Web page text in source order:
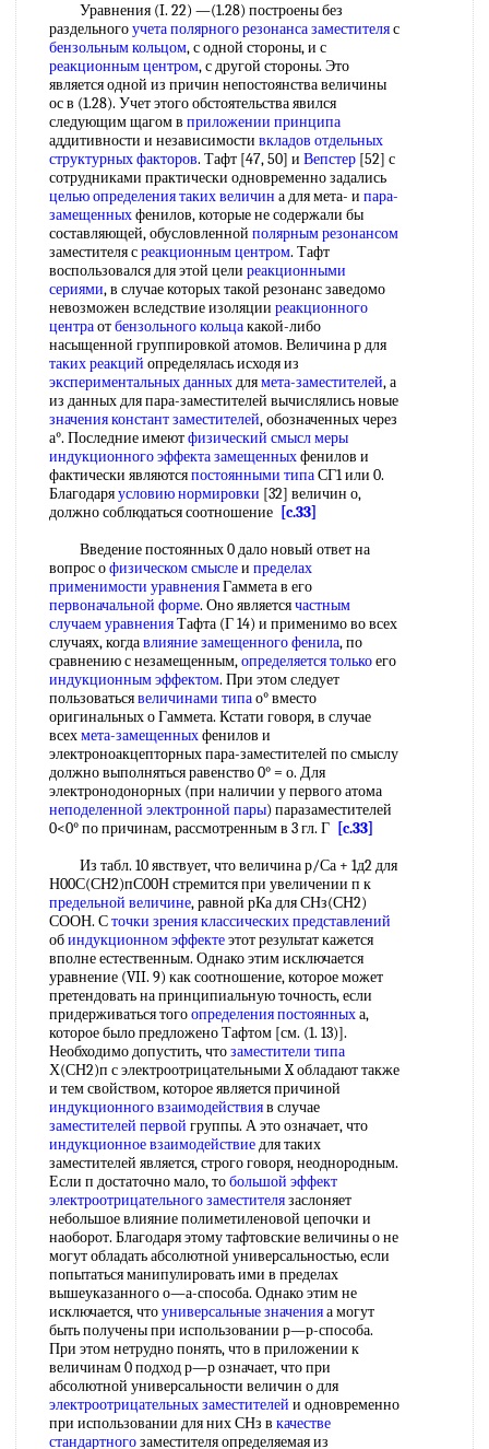
Уравнения (I. 22) —(1.28) построены без
раздельногоучета полярногорезонанса заместителяс
бензольным кольцом, с одной стороны, и с
реакционным центром, с другой стороны. Это
является одной из причин непостоянства величины
ос в (1.28). Учет этого обстоятельства явился
следующим щагом в приложении принципа
аддитивности и независимости вкладов отдельных
структурных факторов. Тафт [47, 50] и Вепстер [52] с
сотрудниками практически одновременно задались
целью определениятаких величин а для мета- и пара-
замещенныхфенилов, которые не содержали бы
составляющей, обусловленной полярным резонансом
заместителя среакционным центром. Тафт
воспользовался для этой цели реакционными
сериями, в случае которых такой резонанс заведомо
невозможен вследствие изоляции реакционного
центраотбензольного кольцакакой-либо
насыщенной группировкой атомов. Величина р для
таких реакций определялась исходя из
экспериментальных данныхдлямета-заместителей, а
из данных для пара-заместителей вычислялись новые
значения констант заместителей, обозначенных через
а°. Последние имеютфизический смысл меры
индукционного эффекта замещенныхфенилов и
фактически являютсяпостоянными типаСГ1 или 0.
Благодаряусловию нормировки [32] величин о,
должно соблюдаться соотношение [c.33]
Введение постоянных 0 дало новый ответ на
вопрос офизическом смыслеи пределах
применимости уравненияГаммета в его
первоначальной форме. Оно являетсячастным
случаем уравненияТафта (Г 14) и применимо во всех
случаях, когдавлияние замещенного фенила, по
сравнению с незамещенным,определяется толькоего
индукционным эффектом. При этом следует
пользоватьсявеличинами типао° вместо
оригинальных о Гаммета. Кстати говоря, в случае
всехмета-замещенныхфенилов и
электроноакцепторных пара-заместителей по смыслу
должно выполняться равенство 0° = о. Для
электронодонорных (при наличии у первого атома
неподеленной электронной пары) паразаместителей
0<0° по причинам, рассмотренным в 3 гл. Г [c.33]
Из табл. 10 явствует, что величина р/Са + 1д2 для
Н00С(СН2)пС00Н стремится при увеличении п к
предельной величине, равной рКа для СНз(СН2)
СООН. Сточки зренияклассических представлений
обиндукционном эффектеэтот результат кажется
вполне естественным. Однако этим исключается
уравнение (VII. 9) как соотношение, которое может
претендовать на принципиальную точность, если
придерживаться тогоопределения постоянныха,
которое было предложено Тафтом [см. (1. 13)].
Необходимо допустить, чтозаместители типа
Х(СН2)п с электроотрицательными X обладают также
и тем свойством, которое является причиной
индукционного взаимодействияв случае
заместителей первой группы. А это означает, что
индукционное взаимодействиедля таких
заместителей является, строго говоря, неоднородным.
Если п достаточно мало, тобольшой эффект
электроотрицательного заместителязаслоняет
небольшое влияние полиметиленовой цепочки и
наоборот. Благодаря этому тафтовские величины о не
могут обладать абсолютной универсальностью, если
попытаться манипулировать ими в пределах
вышеуказанного о—а-способа. Однако этим не
исключается, чтоуниверсальные значенияа могут
быть получены при использовании р—р-способа.
При этом нетрудно понять, что в приложении к
величинам 0 подход р—р означает, что при
абсолютной универсальности величин о для
электроотрицательных заместителей и одновременно
при использовании для них СНз в качестве
стандартногозаместителя определяемая из